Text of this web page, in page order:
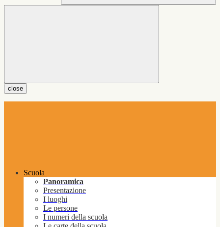
close
Scuola
Panoramica
Presentazione
I luoghi
Le persone
I numeri della scuola